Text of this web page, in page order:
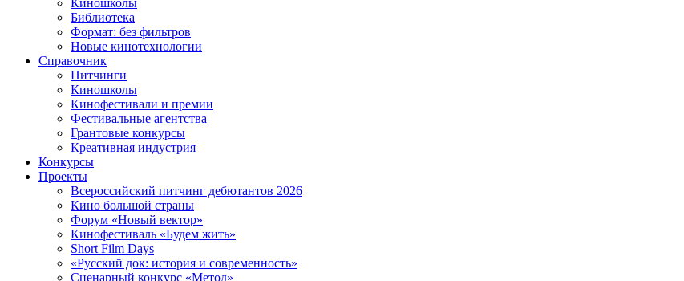
Киношколы
Библиотека
Формат: без фильтров
Новые кинотехнологии
Справочник
Питчинги
Киношколы
Кинофестивали и премии
Фестивальные агентства
Грантовые конкурсы
Креативная индустрия
Конкурсы
Проекты
Всероссийский питчинг дебютантов 2026
Кино большой страны
Форум «Новый вектор»
Кинофестиваль «Будем жить»
Short Film Days
«Русский док: история и современность»
Сценарный конкурс «Метод»